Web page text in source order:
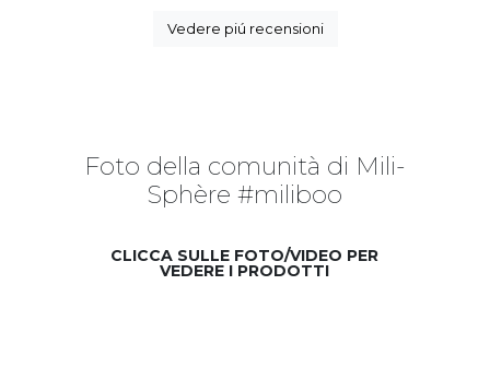
Vedere piú recensioni
Foto della comunità di Mili-
Sphère #miliboo
CLICCA SULLE FOTO/VIDEO PER
VEDERE I PRODOTTI